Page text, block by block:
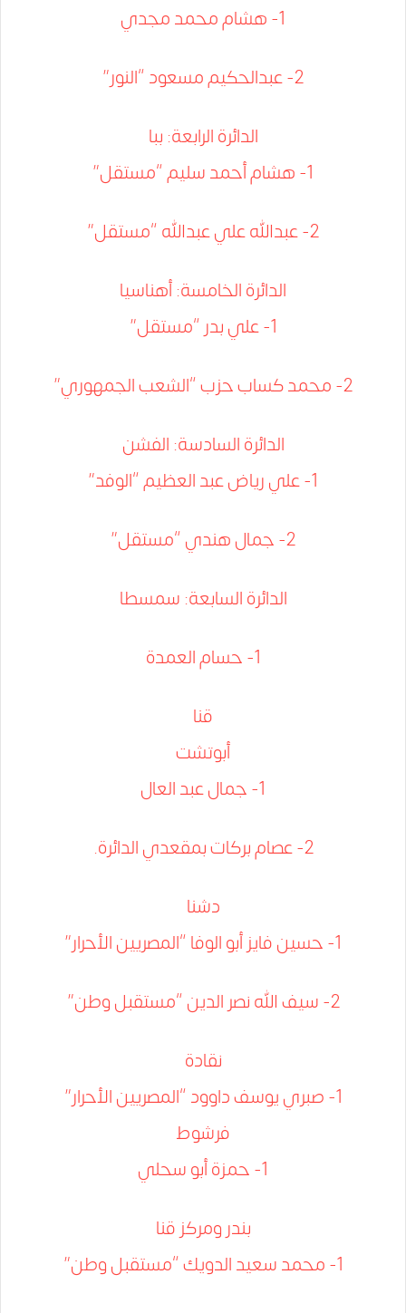
1- هشام محمد مجدي
2- عبدالحكيم مسعود “النور”
الدائرة الرابعة: ببا
1- هشام أحمد سليم “مستقل”
2- عبدالله علي عبدالله “مستقل”
الدائرة الخامسة: أهناسيا
1- علي بدر “مستقل”
2- محمد كساب حزب “الشعب الجمهوري”
الدائرة السادسة: الفشن
1- علي رياض عبد العظيم “الوفد”
2- جمال هندي “مستقل”
الدائرة السابعة: سمسطا
1- حسام العمدة
قنا
أبوتشت
1- جمال عبد العال
2- عصام بركات بمقعدي الدائرة.
دشنا
1- حسين فايز أبو الوفا “المصريين الأحرار”
2- سيف الله نصر الدين “مستقبل وطن”
نقادة
1- صبري يوسف داوود “المصريين الأحرار”
فرشوط
1- حمزة أبو سحلي
بندر ومركز قنا
1- محمد سعيد الدويك “مستقبل وطن”